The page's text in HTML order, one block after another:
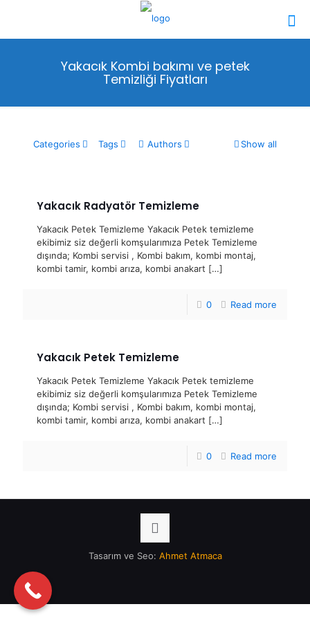
Yakacık Kombi bakımı ve petek
Temizliği Fiyatları
Categories Tags Authors Show all
Yakacık Radyatör Temizleme
Yakacık Petek Temizleme Yakacık Petek temizleme
ekibimiz siz değerli komşularımıza Petek Temizleme
dışında; Kombi servisi , Kombi bakım, kombi montaj,
kombi tamir, kombi arıza, kombi anakart […]
0 Read more
Yakacık Petek Temizleme
Yakacık Petek Temizleme Yakacık Petek temizleme
ekibimiz siz değerli komşularımıza Petek Temizleme
dışında; Kombi servisi , Kombi bakım, kombi montaj,
kombi tamir, kombi arıza, kombi anakart […]
0 Read more
Tasarım ve Seo: Ahmet Atmaca